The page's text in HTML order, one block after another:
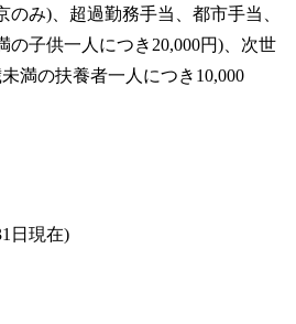
み)、超過勤務手当、都市手当、
の子供一人につき20,000円)、次世
満の扶養者一人につき10,000
日現在)